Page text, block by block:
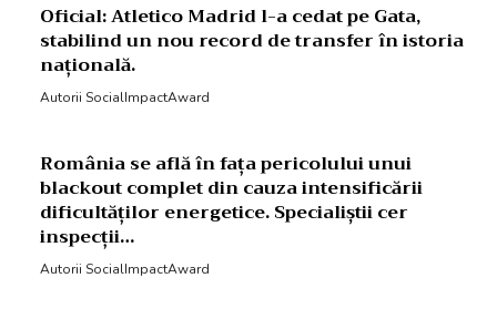
Oficial: Atletico Madrid l-a cedat pe Gata,
stabilind un nou record de transfer în istoria
națională.
Autorii SocialImpactAward
România se află în fața pericolului unui
blackout complet din cauza intensificării
dificultăților energetice. Specialiștii cer
inspecții…
Autorii SocialImpactAward